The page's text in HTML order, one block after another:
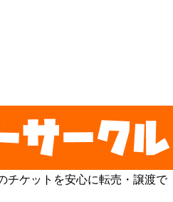
チケットを安心に転売・譲渡で